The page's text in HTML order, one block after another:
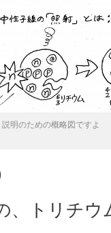
説明のための概略図ですよ
、トリチウ